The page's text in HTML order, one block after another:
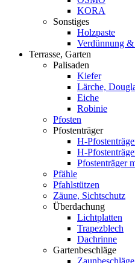
KORA
Sonstiges
Holzpaste
Verdünnung
Terrasse, Garten
Palisaden
Kiefer
Lärche,
Eiche
Robinie
Pfosten
Pfostenträger
H-
H-
Pfostenträger
Pfähle
Pfahlstützen
Zäune, Sichtschutz
Überdachung
Lichtplatten
Trapezblech
Dachrinne
Gartenbeschläge
Zaunbeschläge